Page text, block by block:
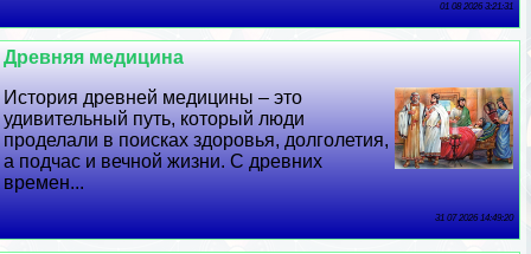
01 08 2026 3:21:31
Древняя медицина
История древней медицины – это
удивительный путь, который люди
проделали в поисках здоровья, долголетия,
а подчас и вечной жизни. С древних
времен...
31 07 2026 14:49:20